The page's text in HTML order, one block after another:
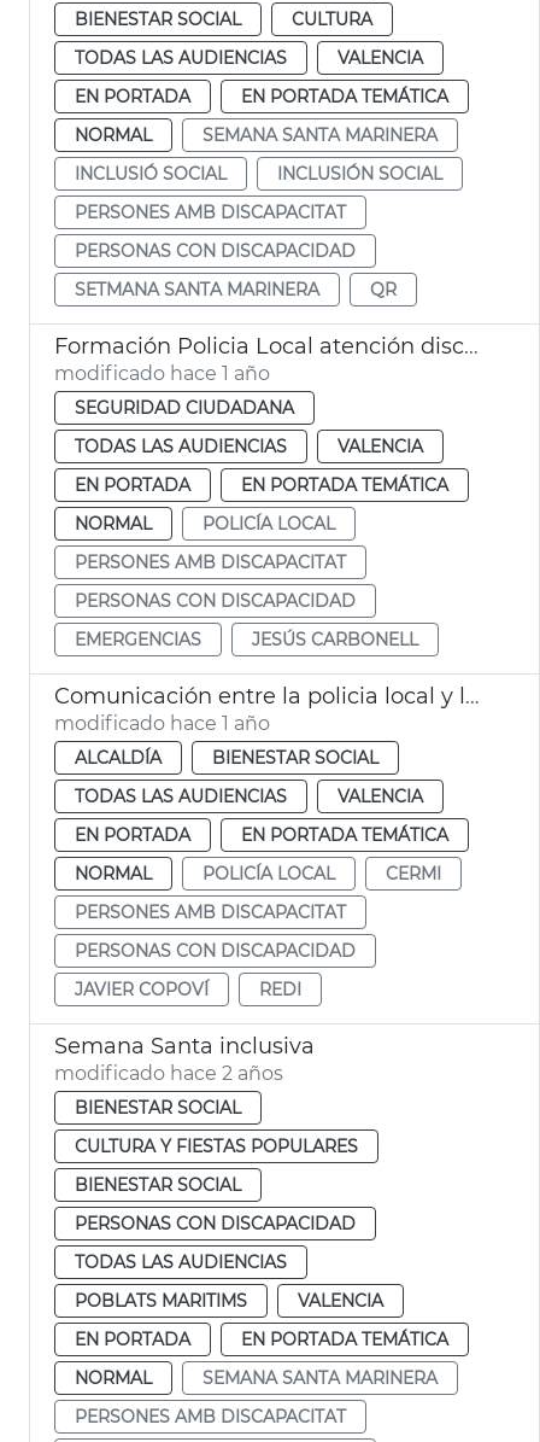
BIENESTAR SOCIAL
CULTURA
TODAS LAS AUDIENCIAS
VALENCIA
EN PORTADA
EN PORTADA TEMÁTICA
NORMAL
SEMANA SANTA MARINERA
INCLUSIÓ SOCIAL
INCLUSIÓN SOCIAL
PERSONES AMB DISCAPACITAT
PERSONAS CON DISCAPACIDAD
SETMANA SANTA MARINERA
QR
Formación Policia Local atención discapacidad en emergencias València
modificado hace 1 año
SEGURIDAD CIUDADANA
TODAS LAS AUDIENCIAS
VALENCIA
EN PORTADA
EN PORTADA TEMÁTICA
NORMAL
POLICÍA LOCAL
PERSONES AMB DISCAPACITAT
PERSONAS CON DISCAPACIDAD
EMERGENCIAS
JESÚS CARBONELL
Comunicación entre la policia local y las personas discapacitadas València
modificado hace 1 año
ALCALDÍA
BIENESTAR SOCIAL
TODAS LAS AUDIENCIAS
VALENCIA
EN PORTADA
EN PORTADA TEMÁTICA
NORMAL
POLICÍA LOCAL
CERMI
PERSONES AMB DISCAPACITAT
PERSONAS CON DISCAPACIDAD
JAVIER COPOVÍ
REDI
Semana Santa inclusiva
modificado hace 2 años
BIENESTAR SOCIAL
CULTURA Y FIESTAS POPULARES
BIENESTAR SOCIAL
PERSONAS CON DISCAPACIDAD
TODAS LAS AUDIENCIAS
POBLATS MARITIMS
VALENCIA
EN PORTADA
EN PORTADA TEMÁTICA
NORMAL
SEMANA SANTA MARINERA
PERSONES AMB DISCAPACITAT